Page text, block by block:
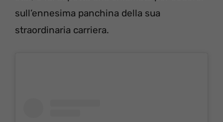
sull’ennesima panchina della sua
straordinaria carriera.